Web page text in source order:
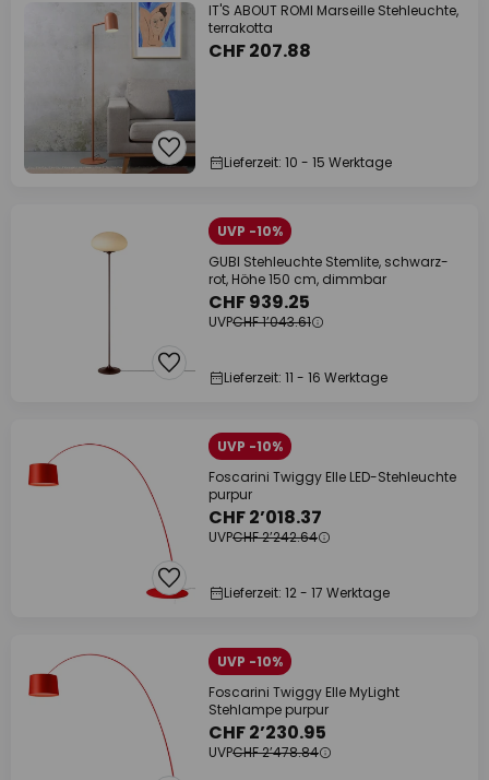
IT'S ABOUT ROMI Marseille Stehleuchte,
terrakotta
CHF 207.88
Lieferzeit: 10 - 15 Werktage
UVP -10%
GUBI Stehleuchte Stemlite, schwarz-
rot, Höhe 150 cm, dimmbar
CHF 939.25
UVPCHF 1’043.61
Lieferzeit: 11 - 16 Werktage
UVP -10%
Foscarini Twiggy Elle LED-Stehleuchte
purpur
CHF 2’018.37
UVPCHF 2’242.64
Lieferzeit: 12 - 17 Werktage
UVP -10%
Foscarini Twiggy Elle MyLight
Stehlampe purpur
CHF 2’230.95
UVPCHF 2’478.84